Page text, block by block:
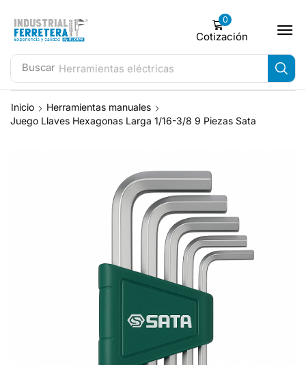
Buscar Herramientas eléctricas
0
Cotización
Inicio
Herramientas manuales
Juego Llaves Hexagonas Larga 1/16-3/8 9 Piezas Sata